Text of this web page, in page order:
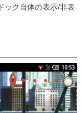
ック自体の表示/非表